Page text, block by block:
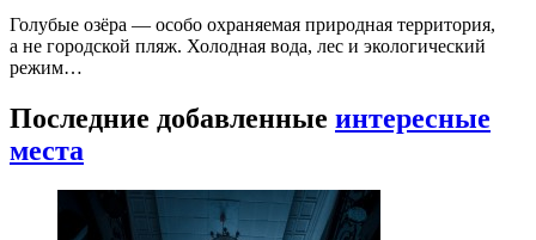
Голубые озёра — особо охраняемая природная территория,
а не городской пляж. Холодная вода, лес и экологический
режим…
Последние добавленные интересные
места